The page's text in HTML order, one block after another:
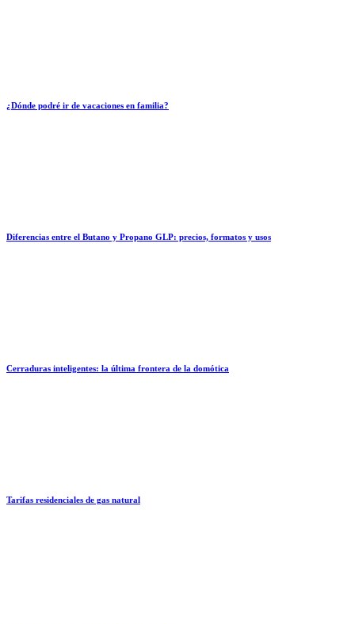
¿Dónde podré ir de vacaciones en familia?
Diferencias entre el Butano y Propano GLP: precios, formatos y usos
Cerraduras inteligentes: la última frontera de la domótica
Tarifas residenciales de gas natural